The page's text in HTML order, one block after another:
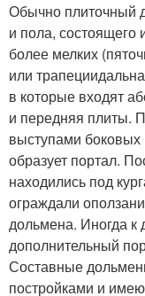
Обычно плиточный
и пола, состоящего
более мелких
или
в которые входят
и передняя плиты.
выступами
образует портал.
находились под
ограждали
дольмена. Иногда к
дополнительный
Составные
постройками и